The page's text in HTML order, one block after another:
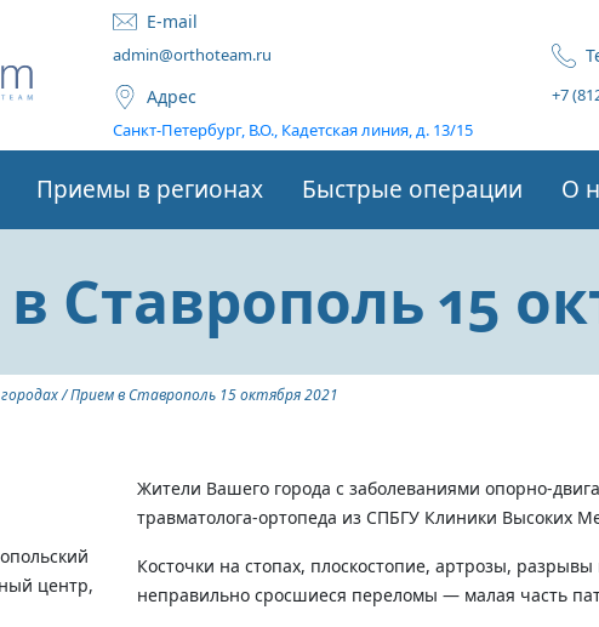
E-mail
admin@orthoteam.ru
Адрес
Санкт-Петербург, В.О., Кадетская линия, д. 13/15
+7
Приемы в регионах Быстрые операции О
Ставрополь 15
/Прием в Ставрополь 15 октября 2021
центр,
Жители Вашего города с заболеваниями опорно-
травматолога-ортопеда из СПБГУ Клиники Высоких
Косточки на стопах, плоскостопие, артрозы,
неправильно сросшиеся переломы — малая часть